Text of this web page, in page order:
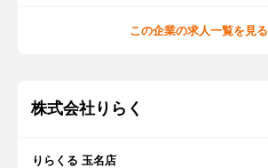
この企業の求人一覧を見る
株式会社りらく
りらくる 玉名店